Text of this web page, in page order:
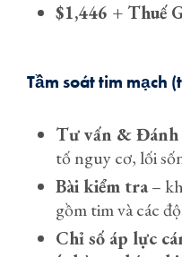
$1,446 + Thuế
Tầm soát tim mạch
Tư vấn & Đánh
tố nguy cơ, lối
Bài kiểm tra–
gồm tim và các
Chỉ số áp lực